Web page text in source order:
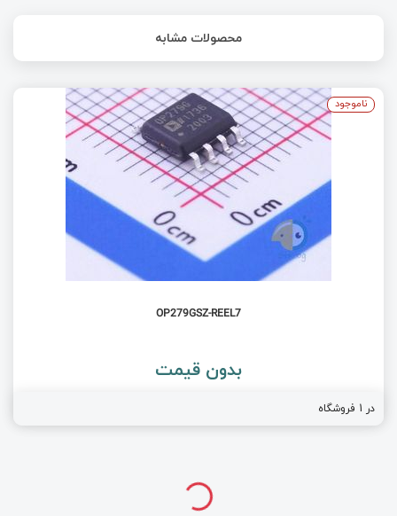
محصولات مشابه
OP279GSZ-REEL7
بدون قیمت
در 1 فروشگاه
ناموجود